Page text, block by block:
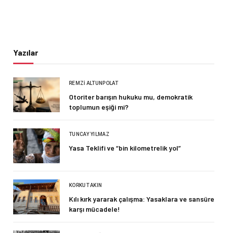
Yazılar
REMZI ALTUNPOLAT
Otoriter barışın hukuku mu, demokratik
toplumun eşiği mi?
TUNCAY YILMAZ
Yasa Teklifi ve “bin kilometrelik yol”
KORKUT AKIN
Kılı kırk yararak çalışma: Yasaklara ve sansüre
karşı mücadele!